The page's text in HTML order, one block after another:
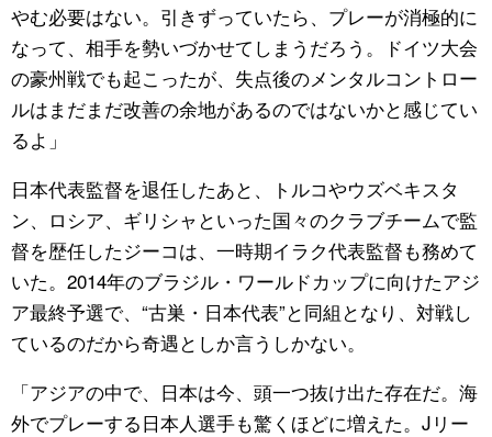
やむ必要はない。引きずっていたら、プレーが消極的に
なって、相手を勢いづかせてしまうだろう。ドイツ大会
の豪州戦でも起こったが、失点後のメンタルコントロー
ルはまだまだ改善の余地があるのではないかと感じてい
るよ」
日本代表監督を退任したあと、トルコやウズベキスタ
ン、ロシア、ギリシャといった国々のクラブチームで監
督を歴任したジーコは、一時期イラク代表監督も務めて
いた。2014年のブラジル・ワールドカップに向けたアジ
ア最終予選で、“古巣・日本代表”と同組となり、対戦し
ているのだから奇遇としか言うしかない。
「アジアの中で、日本は今、頭一つ抜け出た存在だ。海
外でプレーする日本人選手も驚くほどに増えた。Jリー